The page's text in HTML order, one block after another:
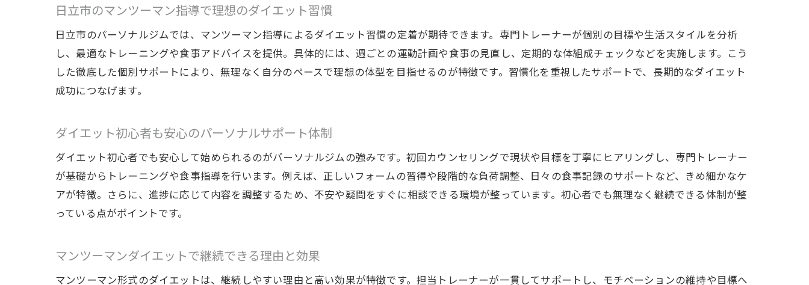
効果を実感できるパーソナルカウンセリングの強み
ダイエット目標に合わせたトレーニングプランの作成
パーソナルジムの食事指導で無理なく続くダイエット
パーソナルトレーナーがサポートするダイエット成功例
マンツーマン指導で無理なく続くダイエット実践法
パーソナルジムで長期的なダイエット習慣を構築
効果を実感できるマンツーマントレーニングの秘訣
食事管理と運動サポートでダイエットを成功体験に
日立市のマンツーマン指導で理想のダイエット習慣
日立市のパーソナルジムでは、マンツーマン指導によるダイエット習慣の定着が期待できます。専門トレーナーが個別の目標や生活スタイルを分析
し、最適なトレーニングや食事アドバイスを提供。具体的には、週ごとの運動計画や食事の見直し、定期的な体組成チェックなどを実施します。こう
した徹底した個別サポートにより、無理なく自分のペースで理想の体型を目指せるのが特徴です。習慣化を重視したサポートで、長期的なダイエット
成功につなげます。
ダイエット初心者も安心のパーソナルサポート体制
ダイエット初心者でも安心して始められるのがパーソナルジムの強みです。初回カウンセリングで現状や目標を丁寧にヒアリングし、専門トレーナー
が基礎からトレーニングや食事指導を行います。例えば、正しいフォームの習得や段階的な負荷調整、日々の食事記録のサポートなど、きめ細かなケ
アが特徴。さらに、進捗に応じて内容を調整するため、不安や疑問をすぐに相談できる環境が整っています。初心者でも無理なく継続できる体制が整
っている点がポイントです。
マンツーマンダイエットで継続できる理由と効果
マンツーマン形式のダイエットは、継続しやすい理由と高い効果が特徴です。担当トレーナーが一貫してサポートし、モチベーションの維持や目標へ